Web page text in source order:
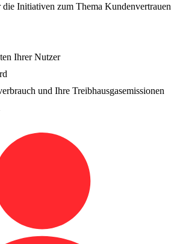
die Initiativen zum Thema Kundenvertrauen
Ihrer Nutzer
und Ihre Treibhausgasemissionen